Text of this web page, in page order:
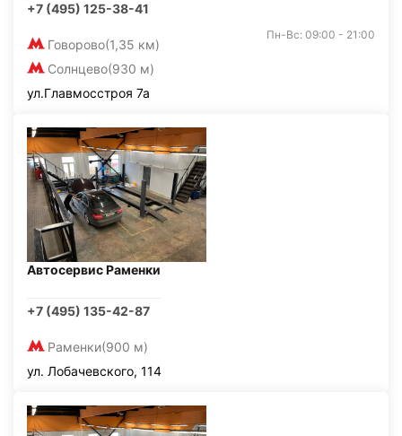
+7 (495) 125-38-41
Говорово(1,35 км)
Солнцево(930 м)
Пн-Вс: 09:00 - 21:00
ул.Главмосстроя 7а
Автосервис Раменки
+7 (495) 135-42-87
Раменки(900 м)
ул. Лобачевского, 114